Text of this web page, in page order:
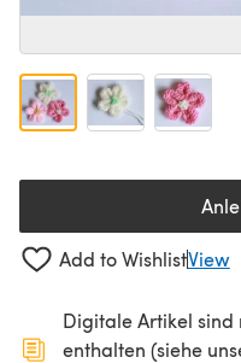
Add to WishlistView
Digitale Artikel sind
enthalten (siehe